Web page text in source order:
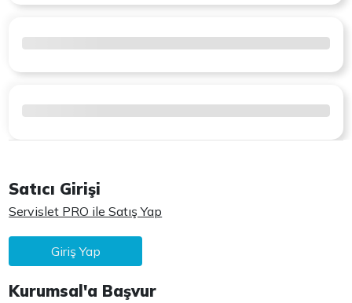
Satıcı Girişi
Servislet PRO ile Satış Yap
Giriş Yap
Kurumsal'a Başvur